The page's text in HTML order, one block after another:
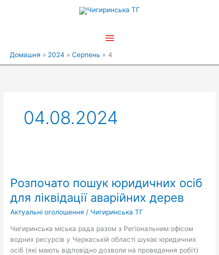
Головне
Домашня 2024 Серпень 4
04.08.2024
Розпочато пошук юридичних осіб
для ліквідації аварійних дерев
Актуальні оголошення / Чигиринська ТГ
Чигиринська міська рада разом з Регіональним офісом
водних ресурсів у Черкаській області шукає юридичних
осіб (які мають відповідно дозволи на проведення робіт)
юридичних
для
ліквідації
аварійних
дерев